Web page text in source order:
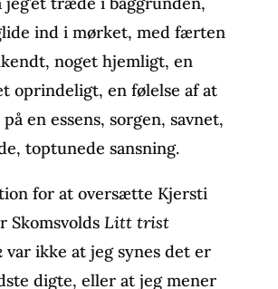
ind i mørket, med færten
noget hjemligt, en
oprindeligt, en følelse af at
en essens, sorgen, savnet,
toptunede sansning.
for at oversætte Kjersti
Skomsvolds Litt trist
var ikke at jeg synes det er
digte, eller at jeg mener